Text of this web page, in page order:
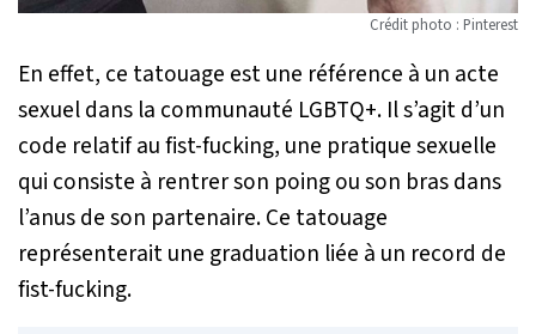
Crédit photo : Pinterest
En effet, ce tatouage est une référence à un acte
sexuel dans la communauté LGBTQ+. Il s’agit d’un
code relatif au fist-fucking, une pratique sexuelle
qui consiste à rentrer son poing ou son bras dans
l’anus de son partenaire. Ce tatouage
représenterait une graduation liée à un record de
fist-fucking.